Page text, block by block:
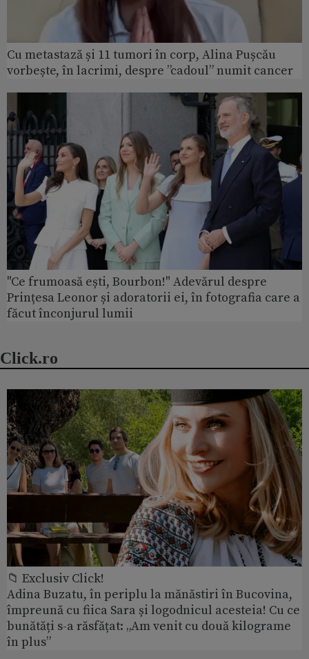
Cu metastază și 11 tumori în corp, Alina Pușcău
vorbește, în lacrimi, despre ”cadoul” numit cancer
"Ce frumoasă ești, Bourbon!" Adevărul despre
Prințesa Leonor și adoratorii ei, în fotografia care a
făcut înconjurul lumii
Click.ro
📁 Exclusiv Click!
Adina Buzatu, în periplu la mănăstiri în Bucovina,
împreună cu fiica Sara și logodnicul acesteia! Cu ce
bunătăți s-a răsfățat: „Am venit cu două kilograme
în plus”